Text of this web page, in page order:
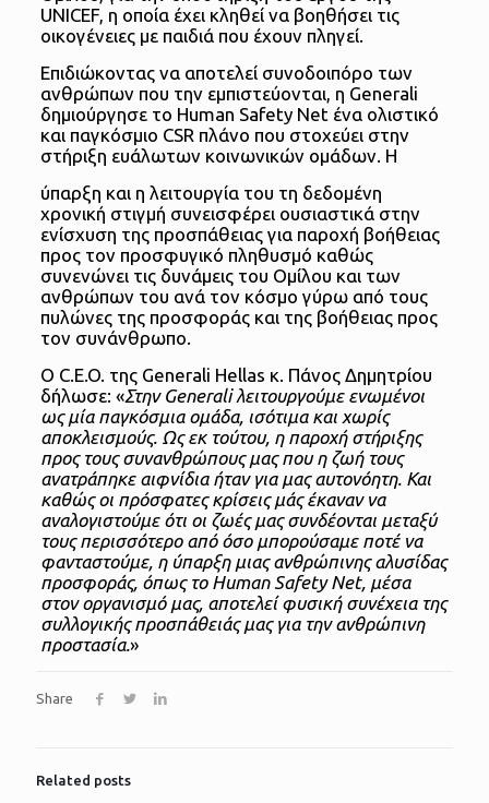
UNICEF, η οποία έχει κληθεί να βοηθήσει τις
οικογένειες με παιδιά που έχουν πληγεί.
Επιδιώκοντας να αποτελεί συνοδοιπόρο των
ανθρώπων που την εμπιστεύονται, η Generali
δημιούργησε το Human Safety Net ένα ολιστικό
και παγκόσμιο CSR πλάνο που στοχεύει στην
στήριξη ευάλωτων κοινωνικών ομάδων. Η
ύπαρξη και η λειτουργία του τη δεδομένη
χρονική στιγμή συνεισφέρει ουσιαστικά στην
ενίσχυση της προσπάθειας για παροχή βοήθειας
προς τον προσφυγικό πληθυσμό καθώς
συνενώνει τις δυνάμεις του Ομίλου και των
ανθρώπων του ανά τον κόσμο γύρω από τους
πυλώνες της προσφοράς και της βοήθειας προς
τον συνάνθρωπο.
Ο C.E.O. της Generali Hellas κ. Πάνος Δημητρίου
δήλωσε: «Στην Generali λειτουργούμε ενωμένοι
ως μία παγκόσμια ομάδα, ισότιμα και χωρίς
αποκλεισμούς. Ως εκ τούτου, η παροχή στήριξης
προς τους συνανθρώπους μας που η ζωή τους
ανατράπηκε αιφνίδια ήταν για μας αυτονόητη. Και
καθώς οι πρόσφατες κρίσεις μάς έκαναν να
αναλογιστούμε ότι οι ζωές μας συνδέονται μεταξύ
τους περισσότερο από όσο μπορούσαμε ποτέ να
φανταστούμε, η ύπαρξη μιας ανθρώπινης αλυσίδας
προσφοράς, όπως το Human Safety Net, μέσα
στον οργανισμό μας, αποτελεί φυσική συνέχεια της
συλλογικής προσπάθειάς μας για την ανθρώπινη
προστασία.»
Share
Related posts